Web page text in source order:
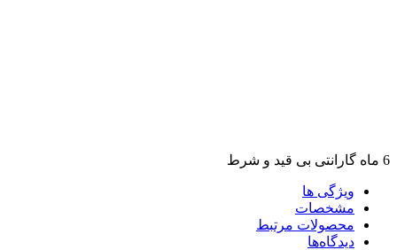
6 ماه گارانتی بی قید و شرط
ویژگی ها
مشخصات
محصولات مرتبط
دیدگاه‌ها